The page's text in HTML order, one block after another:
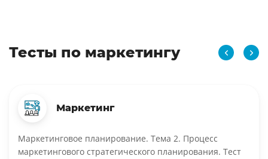
Тесты по маркетингу
Маркетинг
Маркетинговое планирование. Тема 2. Процесс
маркетингового стратегического планирования. Тест